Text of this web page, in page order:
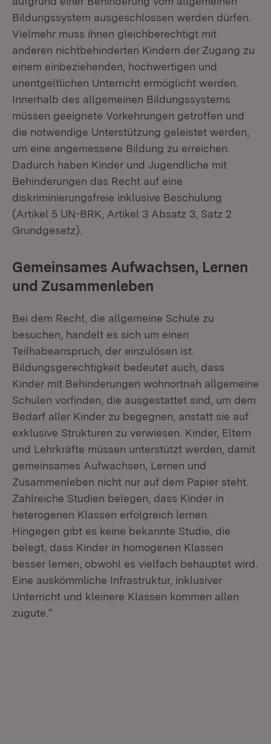
Bildungssystem ausgeschlossen werden dürfen.
Vielmehr muss ihnen gleichberechtigt mit
anderen nichtbehinderten Kindern der Zugang zu
einem einbeziehenden, hochwertigen und
unentgeltlichen Unterricht ermöglicht werden.
Innerhalb des allgemeinen Bildungssystems
müssen geeignete Vorkehrungen getroffen und
die notwendige Unterstützung geleistet werden,
um eine angemessene Bildung zu erreichen.
Dadurch haben Kinder und Jugendliche mit
Behinderungen das Recht auf eine
diskriminierungsfreie inklusive Beschulung
(Artikel 5 UN-BRK, Artikel 3 Absatz 3, Satz 2
Grundgesetz).
Gemeinsames Aufwachsen, Lernen
und Zusammenleben
Bei dem Recht, die allgemeine Schule zu
besuchen, handelt es sich um einen
Teilhabeanspruch, der einzulösen ist.
Bildungsgerechtigkeit bedeutet auch, dass
Kinder mit Behinderungen wohnortnah allgemeine
Schulen vorfinden, die ausgestattet sind, um dem
Bedarf aller Kinder zu begegnen, anstatt sie auf
exklusive Strukturen zu verwiesen. Kinder, Eltern
und Lehrkräfte müssen unterstützt werden, damit
gemeinsames Aufwachsen, Lernen und
Zusammenleben nicht nur auf dem Papier steht.
Zahlreiche Studien belegen, dass Kinder in
heterogenen Klassen erfolgreich lernen.
Hingegen gibt es keine bekannte Studie, die
belegt, dass Kinder in homogenen Klassen
besser lernen, obwohl es vielfach behauptet wird.
Eine auskömmliche Infrastruktur, inklusiver
Unterricht und kleinere Klassen kommen allen
zugute.“